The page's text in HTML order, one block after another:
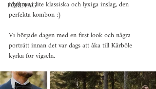
FÖRETAG
idyll med lite klassiska och lyxiga inslag, den
perfekta kombon :)
Vi började dagen med en first look och några
porträtt innan det var dags att åka till Kårböle
kyrka för vigseln.